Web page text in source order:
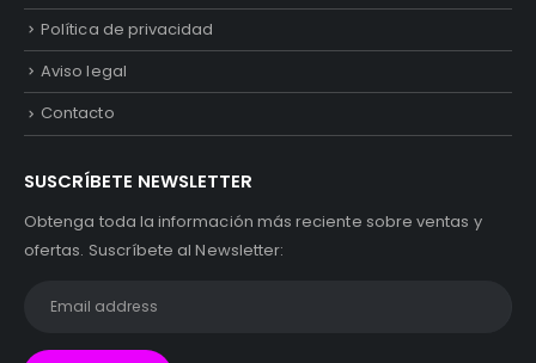
Política de privacidad
Aviso legal
Contacto
SUSCRÍBETE NEWSLETTER
Obtenga toda la información más reciente sobre ventas y
ofertas. Suscríbete al Newsletter: